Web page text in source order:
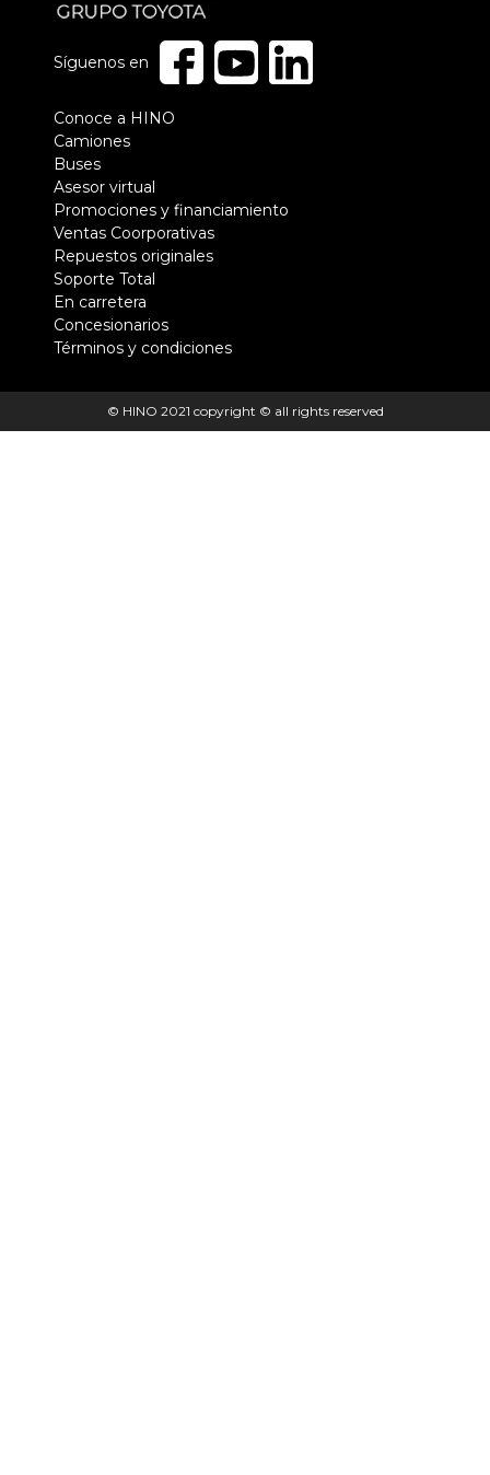
Pie
de
página
Conoce a HINO
Camiones
Buses
Asesor virtual
Promociones y financiamiento
Ventas Coorporativas
Repuestos originales
Soporte Total
En carretera
Concesionarios
Términos y condiciones
Síguenos en
© HINO 2021 copyright © all rights reserved